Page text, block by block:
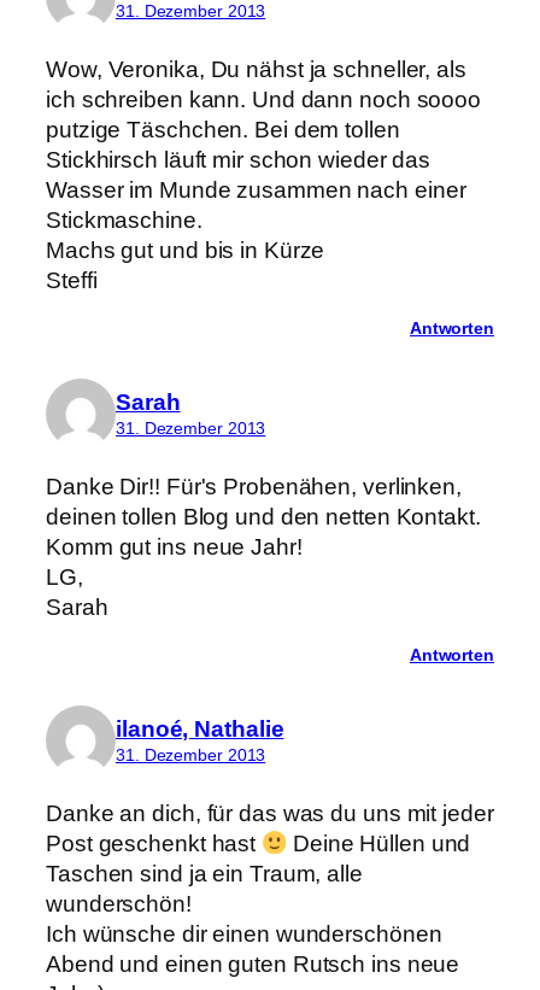
31. Dezember 2013
Wow, Veronika, Du nähst ja schneller, als
ich schreiben kann. Und dann noch soooo
putzige Täschchen. Bei dem tollen
Stickhirsch läuft mir schon wieder das
Wasser im Munde zusammen nach einer
Stickmaschine.
Machs gut und bis in Kürze
Steffi
Antworten
Sarah
31. Dezember 2013
Danke Dir!! Für's Probenähen, verlinken,
deinen tollen Blog und den netten Kontakt.
Komm gut ins neue Jahr!
LG,
Sarah
Antworten
ilanoé, Nathalie
31. Dezember 2013
Danke an dich, für das was du uns mit jeder
Post geschenkt hast
Deine Hüllen und
Taschen sind ja ein Traum, alle
wunderschön!
Ich wünsche dir einen wunderschönen
Abend und einen guten Rutsch ins neue